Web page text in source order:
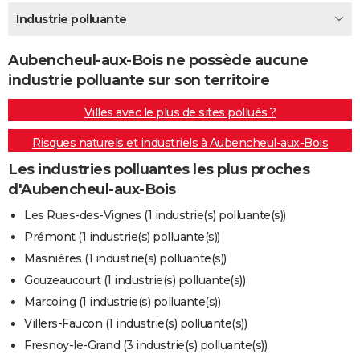
Destinations
City break
Voyage nature
Voyage de noces
Forum
Climat
+PHOTO
GUIDES D'ACHAT
BONS PLANS
CARTE DE VOEUX
Carte de Noël
Carte Bonne année
Carte Saint-Valentin
Carte Pâques
Carte d'anniversaire
DICTIONNAIRE
Dictionnaire
Biographies
Citations
Expressions
Proverbes
PROGRAMME TV
COPAINS D'AVANT
S'inscrire
Se connecter
Lycées
Collèges
Primaires
Universités
Entreprises
Service militaire
Avis de recherche
AVIS DE DÉCÈS
FORUM
Bricolage
Lifestyle
Culture
Sport
Auto
Television
Voyage
Cinema
Industrie polluante
Aubencheul-aux-Bois ne possède aucune
industrie polluante sur son territoire
Villes avec le plus de sites pollués ?
Risques naturels et industriels à Aubencheul-aux-Bois
Les industries polluantes les plus proches
d'Aubencheul-aux-Bois
Les Rues-des-Vignes (1 industrie(s) polluante(s))
Prémont (1 industrie(s) polluante(s))
Masnières (1 industrie(s) polluante(s))
Gouzeaucourt (1 industrie(s) polluante(s))
Marcoing (1 industrie(s) polluante(s))
Villers-Faucon (1 industrie(s) polluante(s))
Fresnoy-le-Grand (3 industrie(s) polluante(s))